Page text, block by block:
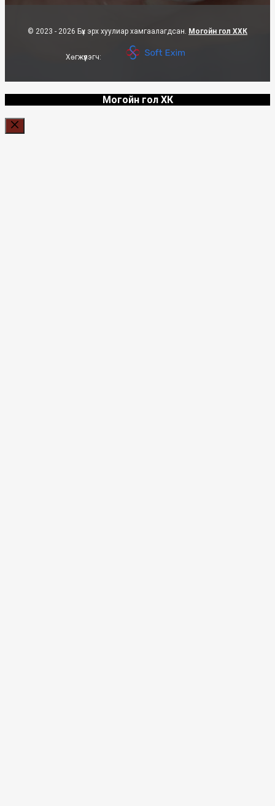
© 2023 - 2026 Бүх эрх хуулиар хамгаалагдсан. Могойн гол ХХК
Хөгжүүлэгч:
Могойн гол ХК
Close